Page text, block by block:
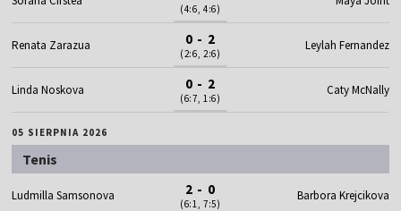
(4:6, 4:6)
Renata Zarazua 0 - 2
(2:6, 2:6)
Leylah Fernandez
Linda Noskova 0 - 2
(6:7, 1:6)
Caty McNally
05 SIERPNIA 2026
Tenis
Ludmilla Samsonova 2 - 0
(6:1, 7:5)
Barbora Krejcikova